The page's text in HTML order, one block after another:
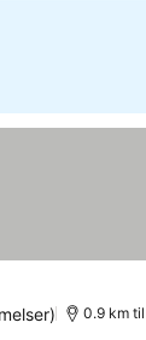
0.9 km